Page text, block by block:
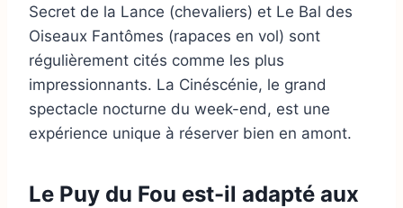
Secret de la Lance (chevaliers) et Le Bal des
Oiseaux Fantômes (rapaces en vol) sont
régulièrement cités comme les plus
impressionnants. La Cinéscénie, le grand
spectacle nocturne du week-end, est une
expérience unique à réserver bien en amont.
Le Puy du Fou est-il adapté aux